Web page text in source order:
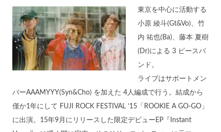
東京を中心に活動する
小原 綾斗(Gt&Vo)、竹
内 祐也(Ba)、藤本 夏樹
(Dr)による 3 ピースバ
ンド。
ライブはサポートメン
バーAAAMYYY(Syn&Cho) を加えた 4人編成で行う。結成から
僅か1年にして FUJI ROCK FESTIVAL ’15「ROOKIE A GO-GO」
に出演。15年9月にリリースした限定デビューEP『Instant